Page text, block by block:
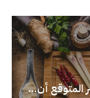
المتوقع أن...